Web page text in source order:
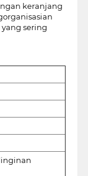
keranjang
sering